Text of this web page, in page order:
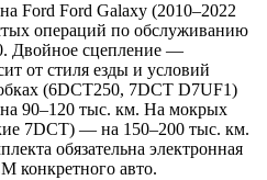
Ford Ford Galaxy (2010–2022
операций по обслуживанию
Двойное сцепление —
от стиля езды и условий
(6DCT250, 7DCT D7UF1)
90–120 тыс. км. На мокрых
7DCT) — на 150–200 тыс. км.
обязательна электронная
конкретного авто.